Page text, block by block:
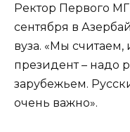
Ректор Первого
сентября в
вуза. «Мы считаем,
президент – надо
зарубежьем.
очень важно».